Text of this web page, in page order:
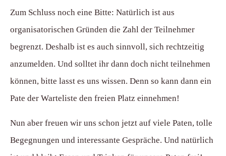
Zum Schluss noch eine Bitte: Natürlich ist aus
organisatorischen Gründen die Zahl der Teilnehmer
begrenzt. Deshalb ist es auch sinnvoll, sich rechtzeitig
anzumelden. Und solltet ihr dann doch nicht teilnehmen
können, bitte lasst es uns wissen. Denn so kann dann ein
Pate der Warteliste den freien Platz einnehmen!
Nun aber freuen wir uns schon jetzt auf viele Paten, tolle
Begegnungen und interessante Gespräche. Und natürlich